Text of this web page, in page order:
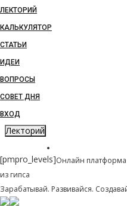
ЛЕКТОРИЙ
КАЛЬКУЛЯТОР
СТАТЬИ
ИДЕИ
ВОПРОСЫ
СОВЕТ ДНЯ
ВХОД
Лекторий
[pmpro_levels]Онлайн платформа
из гипса
Зарабатывай. Развивайся.